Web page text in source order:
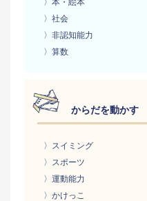
〉本・絵本
〉社会
〉非認知能力
〉算数
からだを動かす
〉スイミング
〉スポーツ
〉運動能力
〉かけっこ